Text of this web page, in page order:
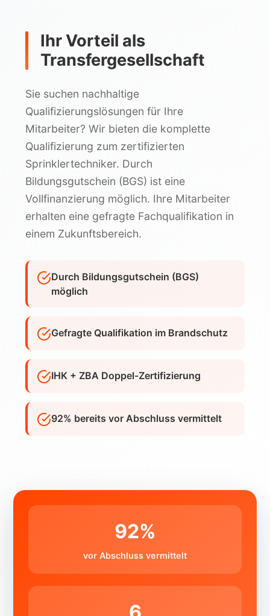
Ihr Vorteil als
Transfergesellschaft
Sie suchen nachhaltige
Qualifizierungslösungen für Ihre
Mitarbeiter? Wir bieten die komplette
Qualifizierung zum zertifizierten
Sprinklertechniker. Durch
Bildungsgutschein (BGS) ist eine
Vollfinanzierung möglich. Ihre Mitarbeiter
erhalten eine gefragte Fachqualifikation in
einem Zukunftsbereich.
Durch Bildungsgutschein (BGS)
möglich
Gefragte Qualifikation im Brandschutz
IHK + ZBA Doppel-Zertifizierung
92% bereits vor Abschluss vermittelt
92%
vor Abschluss vermittelt